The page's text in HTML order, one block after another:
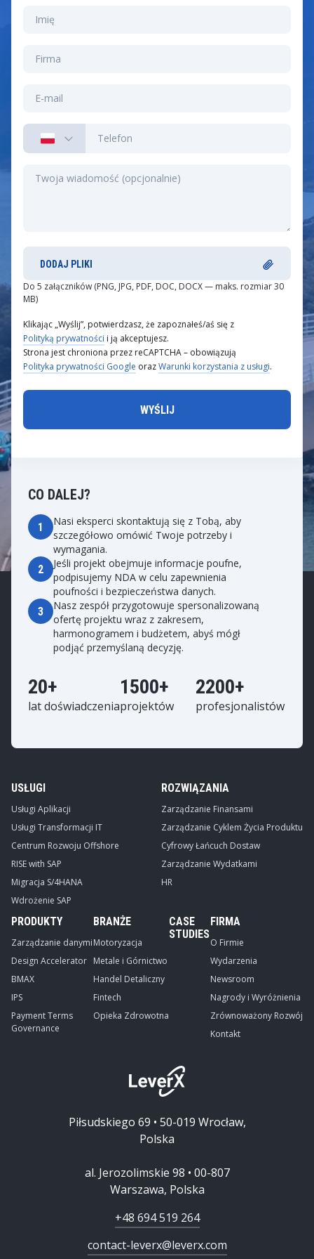
CO DALEJ?
1
Nasi eksperci skontaktują się z Tobą, aby
szczegółowo omówić Twoje potrzeby i
wymagania.
2
Jeśli projekt obejmuje informacje poufne,
podpisujemy NDA w celu zapewnienia
poufności i bezpieczeństwa danych.
3
Nasz zespół przygotowuje spersonalizowaną
ofertę projektu wraz z zakresem,
harmonogramem i budżetem, abyś mógł
podjąć przemyślaną decyzję.
20+
lat doświadczenia
1500+
projektów
2200+
profesjonalistów
DODAJ PLIKI
Do 5 załączników (PNG, JPG, PDF, DOC, DOCX — maks. rozmiar 30
MB)
Klikając „Wyślij”, potwierdzasz, że zapoznałeś/aś się z
Polityką prywatności i ją akceptujesz.
Strona jest chroniona przez reCAPTCHA – obowiązują
Polityka prywatności Google orazWarunki korzystania z usługi.
USŁUGI
Usługi Aplikacji
Usługi Transformacji IT
Centrum Rozwoju Offshore
RISE with SAP
Migracja S/4HANA
Wdrożenie SAP
ROZWIĄZANIA
Zarządzanie Finansami
Zarządzanie Cyklem Życia Produktu
Cyfrowy Łańcuch Dostaw
Zarządzanie Wydatkami
HR
PRODUKTY
Zarządzanie danymi
Design Accelerator
BMAX
IPS
Payment Terms
Governance
BRANŻE
Motoryzacja
Metale i Górnictwo
Handel Detaliczny
Fintech
Opieka Zdrowotna
CASE
STUDIES
FIRMA
O Firmie
Wydarzenia
Newsroom
Nagrody i Wyróżnienia
Zrównoważony Rozwój
Kontakt
Piłsudskiego 69 • 50-019 Wrocław,
Polska
al. Jerozolimskie 98 • 00-807
Warszawa, Polska
+48 694 519 264
contact-leverx@leverx.com